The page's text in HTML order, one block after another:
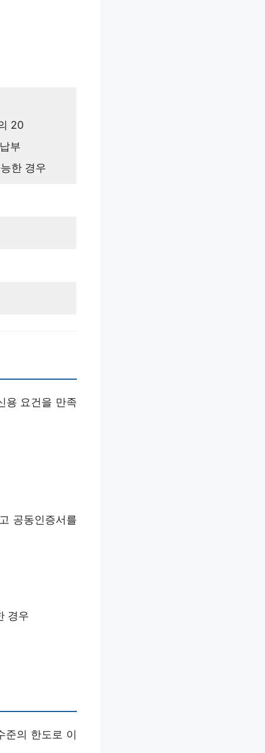
20
부
한 경우
용 요건을 만족
공동인증서를
경우
준의 한도로 이